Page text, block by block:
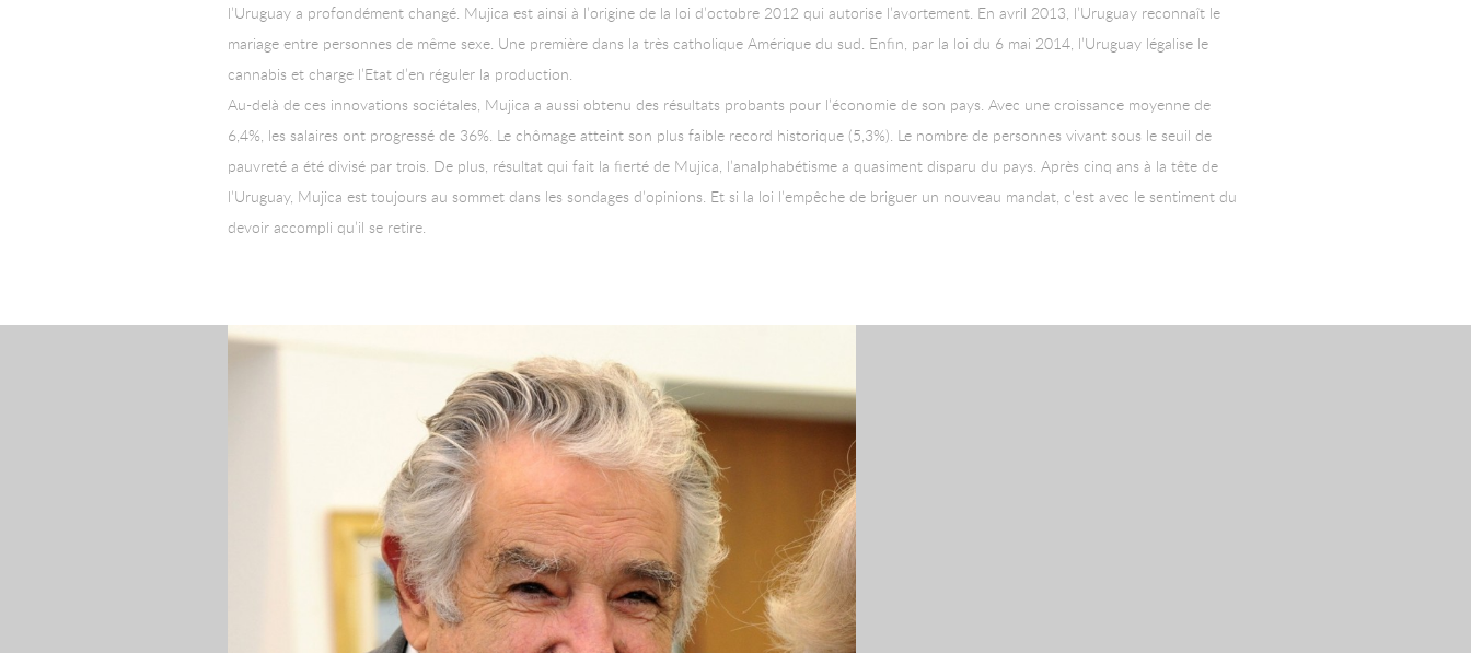
l’Uruguay a profondément changé. Mujica est ainsi à l’origine de la loi d’octobre 2012 qui autorise l’avortement. En avril 2013, l’Uruguay reconnaît le
mariage entre personnes de même sexe. Une première dans la très catholique Amérique du sud. Enfin, par la loi du 6 mai 2014, l’Uruguay légalise le
cannabis et charge l’Etat d’en réguler la production.
Au-delà de ces innovations sociétales, Mujica a aussi obtenu des résultats probants pour l’économie de son pays. Avec une croissance moyenne de
6,4%, les salaires ont progressé de 36%. Le chômage atteint son plus faible record historique (5,3%). Le nombre de personnes vivant sous le seuil de
pauvreté a été divisé par trois. De plus, résultat qui fait la fierté de Mujica, l’analphabétisme a quasiment disparu du pays. Après cinq ans à la tête de
l’Uruguay, Mujica est toujours au sommet dans les sondages d’opinions. Et si la loi l’empêche de briguer un nouveau mandat, c’est avec le sentiment du
devoir accompli qu’il se retire.